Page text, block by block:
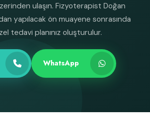
ulaşın. Fizyoterapist Doğan
yapılacak ön muayene sonrasında
tedavi planınız oluşturulur.
WhatsApp